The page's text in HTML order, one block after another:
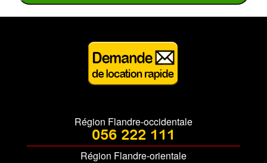
Région Flandre-occidentale
056 222 111
Région Flandre-orientale